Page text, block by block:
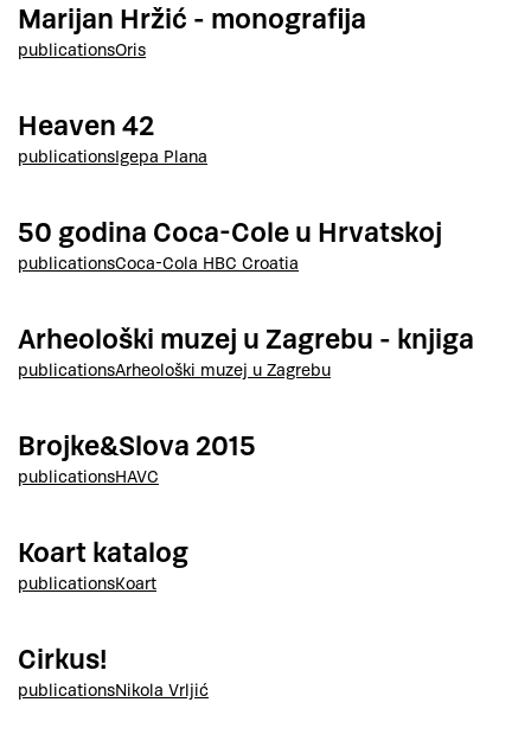
Marijan Hržić - monografija
publicationsOris
Heaven 42
publicationsIgepa Plana
50 godina Coca-Cole u Hrvatskoj
publicationsCoca-Cola HBC Croatia
Arheološki muzej u Zagrebu - knjiga
publicationsArheološki muzej u Zagrebu
Brojke&Slova 2015
publicationsHAVC
Koart katalog
publicationsKoart
Cirkus!
publicationsNikola Vrljić